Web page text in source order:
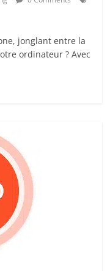
jonglant entre la
ordinateur ? Avec